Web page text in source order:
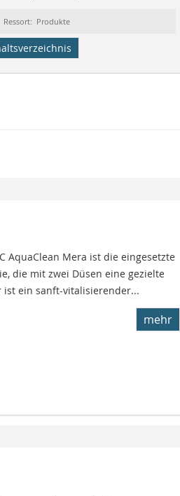
Ressort: Produkte
AquaClean Mera ist die eingesetzte
die mit zwei Düsen eine gezielte
ist ein sanft-vitalisierender...
mehr